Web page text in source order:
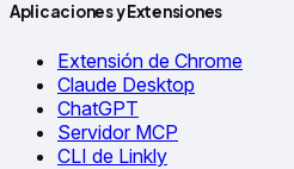
Aplicaciones y Extensiones
Extensión de Chrome
Claude Desktop
ChatGPT
Servidor MCP
CLI de Linkly